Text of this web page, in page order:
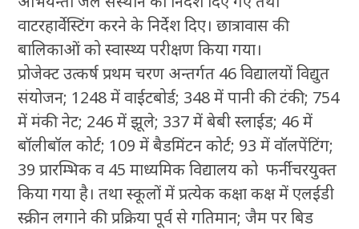
वाटरहार्वेस्टिंग करने के निर्देश दिए। छात्रावास की
बालिकाओं को स्वास्थ्य परीक्षण किया गया।
प्रोजेक्ट उत्कर्ष प्रथम चरण अन्तर्गत 46 विद्यालयों विद्युत
संयोजन; 1248 में वाईटबोर्ड; 348 में पानी की टंकी; 754
में मंकी नेट; 246 में झूले; 337 में बेबी स्लाईड; 46 में
बॉलीबॉल कोर्ट; 109 में बैडमिंटन कोर्ट; 93 में वॉलपेंटिंग;
39 प्रारम्भिक व 45 माध्यमिक विद्यालय को फर्नीचरयुक्त
किया गया है। तथा स्कूलों में प्रत्येक कक्षा कक्ष में एलईडी
स्क्रीन लगाने की प्रक्रिया पूर्व से गतिमान; जैम पर बिड